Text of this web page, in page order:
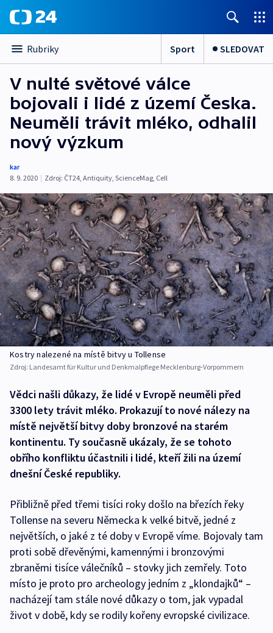
Rubriky Sport SLEDOVAT
V nulté světové válce
bojovali i lidé z území Česka.
Neuměli trávit mléko, odhalil
nový výzkum
kar
8. 9. 2020 | Zdroj: ČT24, Antiquity, ScienceMag, Cell
Kostry nalezené na místě bitvy u Tollense
Zdroj: Landesamt für Kultur und Denkmalpflege Mecklenburg-Vorpommern
Vědci našli důkazy, že lidé v Evropě neuměli před
3300 lety trávit mléko. Prokazují to nové nálezy na
místě největší bitvy doby bronzové na starém
kontinentu. Ty současně ukázaly, že se tohoto
obřího konfliktu účastnili i lidé, kteří žili na území
dnešní České republiky.
Přibližně před třemi tisíci roky došlo na březích řeky
Tollense na severu Německa k velké bitvě, jedné z
největších, o jaké z té doby v Evropě víme. Bojovaly tam
proti sobě dřevěnými, kamennými i bronzovými
zbraněmi tisíce válečníků – stovky jich zemřely. Toto
místo je proto pro archeology jedním z „klondajků“ –
nacházejí tam stále nové důkazy o tom, jak vypadal
život v době, kdy se rodily kořeny evropské civilizace.